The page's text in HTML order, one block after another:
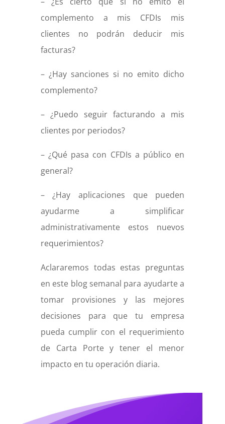
complemento a mis CFDIs mis
clientes no podrán deducir mis
facturas?
– ¿Hay sanciones si no emito dicho
complemento?
– ¿Puedo seguir facturando a mis
clientes por periodos?
– ¿Qué pasa con CFDIs a público en
general?
– ¿Hay aplicaciones que pueden
ayudarme a simplificar
administrativamente estos nuevos
requerimientos?
Aclararemos todas estas preguntas
en este blog semanal para ayudarte a
tomar provisiones y las mejores
decisiones para que tu empresa
pueda cumplir con el requerimiento
de Carta Porte y tener el menor
impacto en tu operación diaria.